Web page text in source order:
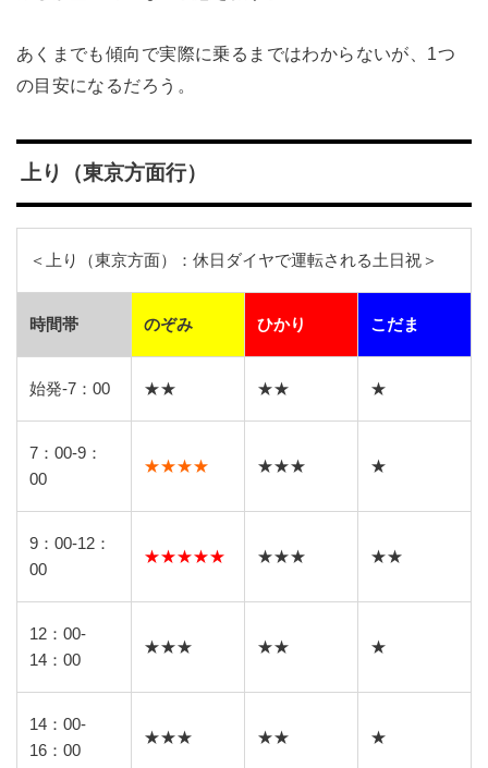
あくまでも傾向で実際に乗るまではわからないが、1つ
の目安になるだろう。
上り（東京方面行）
＜上り（東京方面）：休日ダイヤで運転される土日祝＞
時間帯 のぞみ ひかり こだま
始発-7：00 ★★ ★★ ★
7：00-9：
00
★★★★ ★★★ ★
9：00-12：
00
★★★★★ ★★★ ★★
12：00-
14：00
★★★ ★★ ★
14：00-
16：00
★★★ ★★ ★